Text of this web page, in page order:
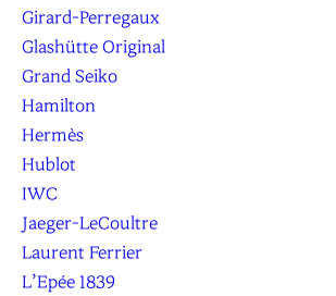
Girard-Perregaux
Glashütte Original
Grand Seiko
Hamilton
Hermès
Hublot
IWC
Jaeger-LeCoultre
Laurent Ferrier
L’Epée 1839